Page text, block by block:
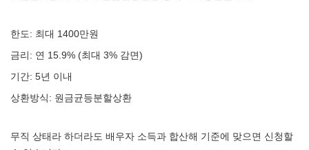
한도: 최대 1400만원
금리: 연 15.9% (최대 3% 감면)
기간: 5년 이내
상환방식: 원금균등분할상환
무직 상태라 하더라도 배우자 소득과 합산해 기준에 맞으면 신청할